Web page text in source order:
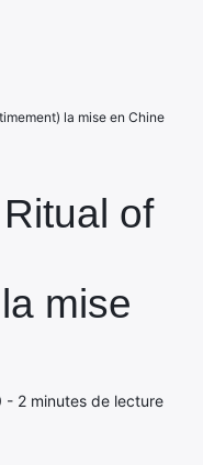
of
mise
- 2 minutes de lecture
la mise en Chine